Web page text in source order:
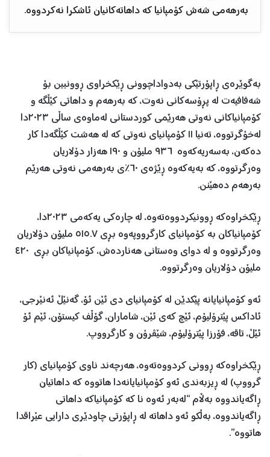
بەرهەمی شەش کۆمپانیا کە داهاتەکانیان ئاشکرا نەکردووە.
بەگوێرەی ڕاپۆرتێکی بەدواداچوونی ڕێکخراوی ڕوونبین بۆ
شەفافیەت لە پڕۆسەکانی نەوت، کە بەرهەم و داهاتی کێڵگە و
کۆمپانیاکانی نەوتی هەرێمی کوردستانی لەماوەی ساڵی ٢٠٢٣دا
لەخۆگرتووە، تەنیا ١١ کۆمپانیای نەوتی کە لە هەشت کێڵگەدا کار
دەکەن، بەسەریەکەوە ٩٣٦ ملیۆن و ١٩٠ هەزار دۆلاریان
وەرگرتووە، کە بەیەکەوە ڕێژەی ٦٠٪ی بەرهەمی نەوتی هەرێم
بەرهەم دەهێنن.
ڕێکخراوەکە ڕوونیکردووەتەوە، لە چارەکی یەکەمی ٢٠٢٣دا،
کۆمپانیاکان بە کۆمپانیای کارگرووپەوە بڕی ٥١٥.٧ ملیۆن دۆلاریان
وەرگرتووە و لە دوای وەستانی هەناردەش، کۆمپانیاکان بڕی ٤٢٠
ملیۆن دۆلاریان وەرگرتووە.
ئەو کۆمپانیایانە پێکدێن لە کۆمپانیای دی ئێن ئۆ، گەنێڵ ئەنێرجی،
ئاداکس پێترۆلیۆم، ئێچ کەی ئێن، شاماران، گۆڵف کیستۆن، ئێم ئۆ
ئێڵ، تاقە، فۆرزا پێترۆلیۆم، شێڤرۆن و کارگرووپ.
ڕێکخراوەکە ڕوونی کردووەتەوە، هەرچەند ناوی کۆمپانیای (کار
گرووپ) لە ڕیزبەندی ئەو کۆمپانیایانەدا هاتووە کە داهاتیان
ڕاگەیاندووە بەڵام “لەبەر ئەوە نا کە کۆمپانیاکە داهاتی
ڕاگەیاندووە، بەڵکو ئەو داهاتە لە ڕاپۆرتی چاودێری دارایی عێراقدا
هاتووە”.